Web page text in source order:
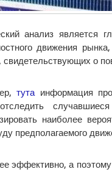
анализ является
движения
свидетельствующих о
тутаинформация про
наиболее
предполагаемого
эффективно, а